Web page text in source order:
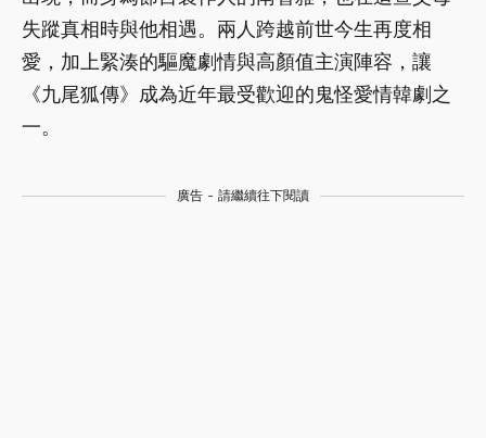
失蹤真相時與他相遇。兩人跨越前世今生再度相
愛，加上緊湊的驅魔劇情與高顏值主演陣容，讓
《九尾狐傳》成為近年最受歡迎的鬼怪愛情韓劇之
一。
廣告 - 請繼續往下閱讀